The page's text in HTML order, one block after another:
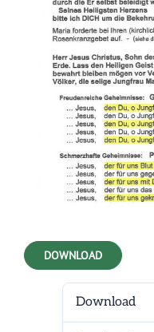
DOWNLOAD
Download